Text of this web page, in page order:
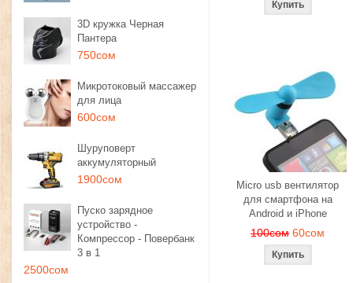
3D кружка Черная
Пантера
750сом
Микротоковый массажер
для лица
600сом
Шуруповерт
аккумуляторный
1900сом
Пуско зарядное
устройство -
Компрессор - Повербанк
3 в 1
2500сом
Micro usb вентилятор
для смартфона на
Android и iPhone
100сом 60сом